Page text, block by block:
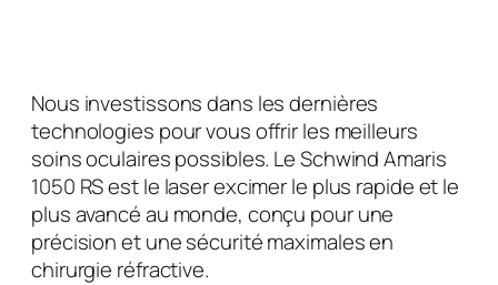
Nous investissons dans les dernières
technologies pour vous offrir les meilleurs
soins oculaires possibles. Le Schwind Amaris
1050 RS est le laser excimer le plus rapide et le
plus avancé au monde, conçu pour une
précision et une sécurité maximales en
chirurgie réfractive.